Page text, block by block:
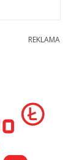
REKLAMA